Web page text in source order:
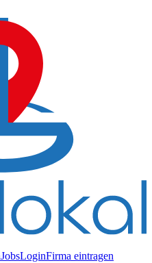
JobsLoginFirma eintragen